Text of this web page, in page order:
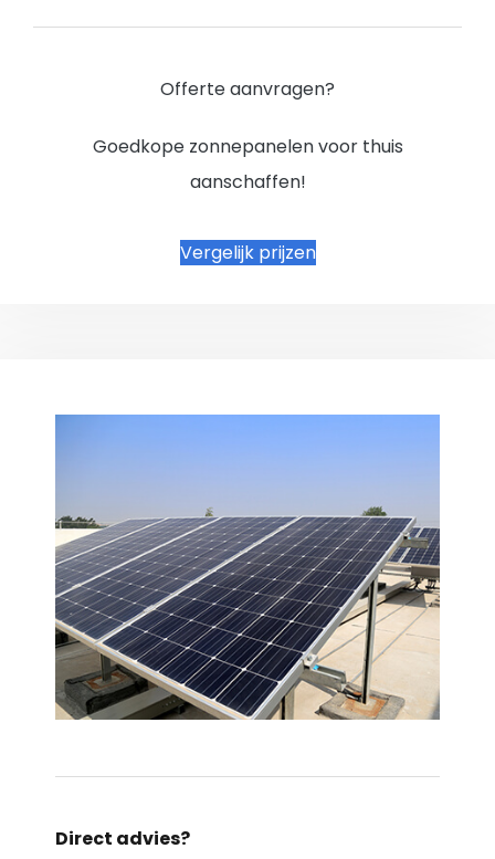
Offerte aanvragen?
Goedkope zonnepanelen voor thuis
aanschaffen!
Vergelijk prijzen
Direct advies?